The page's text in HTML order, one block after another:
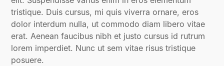
tristique. Duis cursus, mi quis viverra ornare, eros
dolor interdum nulla, ut commodo diam libero vitae
erat. Aenean faucibus nibh et justo cursus id rutrum
lorem imperdiet. Nunc ut sem vitae risus tristique
posuere.